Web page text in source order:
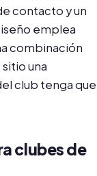
contacto y un
emplea
combinación
una
club tenga que
clubes de